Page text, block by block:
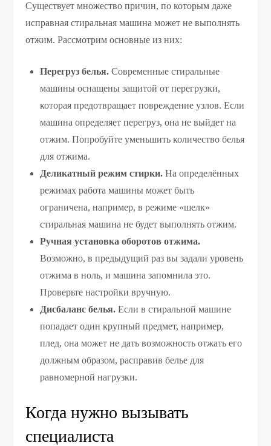
Существует множество причин, по которым даже
исправная стиральная машина может не выполнять
отжим. Рассмотрим основные из них:
Перегруз белья. Современные стиральные
машины оснащены защитой от перегрузки,
которая предотвращает повреждение узлов. Если
машина определяет перегруз, она не выйдет на
отжим. Попробуйте уменьшить количество белья
для отжима.
Деликатный режим стирки. На определённых
режимах работа машины может быть
ограничена, например, в режиме «шелк»
стиральная машина не будет выполнять отжим.
Ручная установка оборотов отжима.
Возможно, в предыдущий раз вы задали уровень
отжима в ноль, и машина запомнила это.
Проверьте настройки вручную.
Дисбаланс белья. Если в стиральной машине
попадает один крупный предмет, например,
плед, она может не дать возможность отжать его
должным образом, расправив белье для
равномерной нагрузки.
Когда нужно вызывать
специалиста